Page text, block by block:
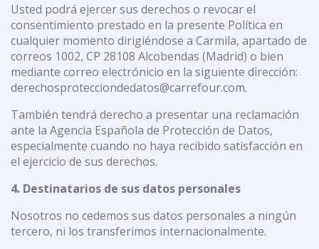
Usted podrá ejercer sus derechos o revocar el
consentimiento prestado en la presente Política en
cualquier momento dirigiéndose a Carmila, apartado de
correos 1002, CP 28108 Alcobendas (Madrid) o bien
mediante correo electrónicio en la siguiente dirección:
derechosprotecciondedatos@carrefour.com.
También tendrá derecho a presentar una reclamación
ante la Agencia Española de Protección de Datos,
especialmente cuando no haya recibido satisfacción en
el ejercicio de sus derechos.
4. Destinatarios de sus datos personales
Nosotros no cedemos sus datos personales a ningún
tercero, ni los transferimos internacionalmente.